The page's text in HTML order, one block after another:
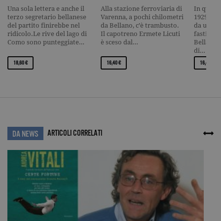
Una sola lettera e anche il
terzo segretario bellanese
del partito finirebbe nel
ridicolo.Le rive del lago di
Como sono punteggiate…
18,60 €
Alla stazione ferroviaria di
Varenna, a pochi chilometri
da Bellano, c’è trambusto.
Il capotreno Ermete Licuti
è sceso dal…
16,40 €
In quel
1929,
da una
Bellano
di…
16,40 €
DA NEWS ARTICOLI CORRELATI
cookie è
associato a
Google
Universal
Analytics,
un
servizio di
analisi più
generato in
richiesta di
pagina in
e utilizzato
calcolare i
sessioni e